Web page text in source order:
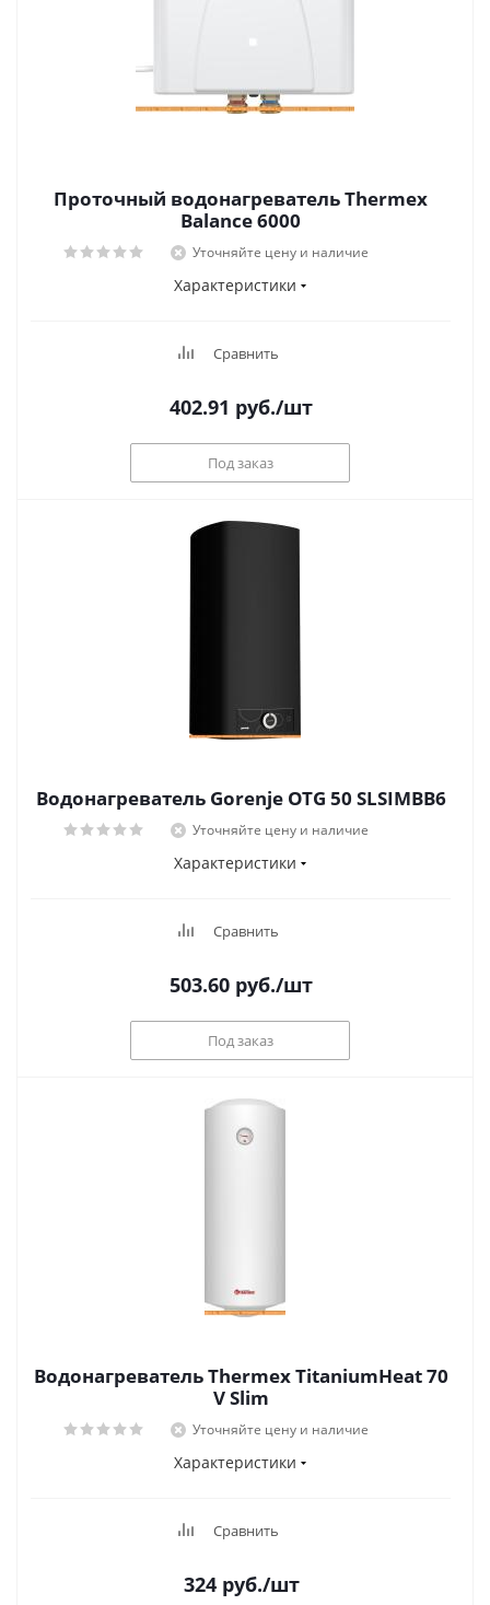
Проточный водонагреватель Thermex
Balance 6000
Уточняйте цену и наличие
Характеристики
Сравнить
402.91 руб./шт
Под заказ
Водонагреватель Gorenje OTG 50 SLSIMBB6
Уточняйте цену и наличие
Характеристики
Сравнить
503.60 руб./шт
Под заказ
Водонагреватель Thermex TitaniumHeat 70
V Slim
Уточняйте цену и наличие
Характеристики
Сравнить
324руб./шт